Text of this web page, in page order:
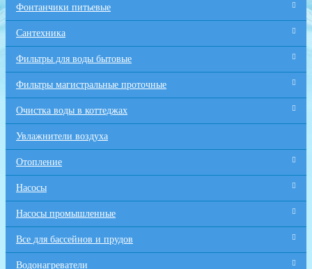
Фонтанчики питьевые
Сантехника
Фильтры для воды бытовые
Фильтры магистральные проточные
Очистка воды в коттеджах
Увлажнители воздуха
Отопление
Насосы
Насосы промышленные
Все для бaссейнов и прудов
Водонагреватели